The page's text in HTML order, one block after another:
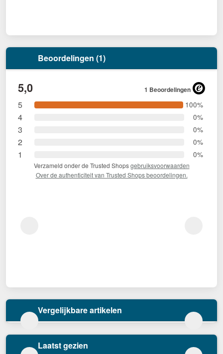
Beoordelingen (1)
5,0 1 Beoordelingen
5 100%
4 0%
3 0%
2 0%
1 0%
Verzameld onder de Trusted Shopsgebruiksvoorwaarden
Over de authenticiteit van Trusted Shops beoordelingen.
Vergelijkbare artikelen
Laatst gezien